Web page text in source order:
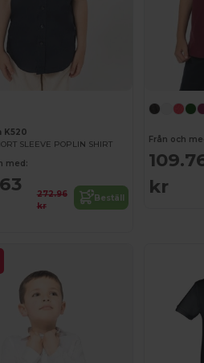
K520
SLEEVE POPLIN SHIRT
med:
272.96
kr
Beställ
Från och
kr